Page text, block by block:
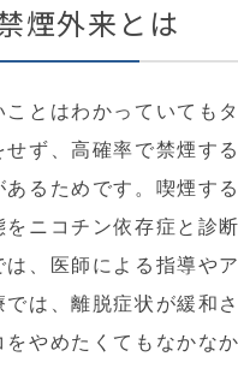
煙外来とは
ことはわかっていても
せず、高確率で禁煙す
あるためです。喫煙す
をニコチン依存症と診
は、医師による指導や
では、離脱症状が緩和
をやめたくてもなかな